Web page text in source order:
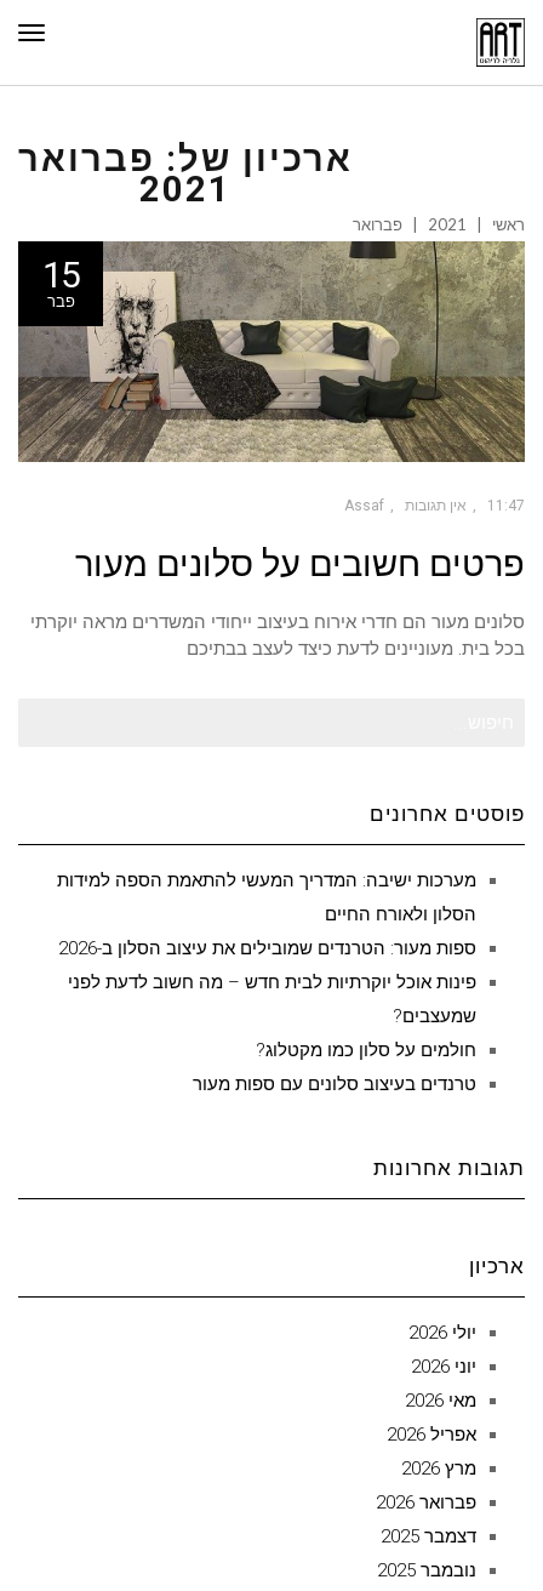
ראשי 2021 פברואר
ארכיון של: פברואר
2021
15
פבר
11:47 אין תגובות Assaf
פרטים חשובים על סלונים מעור
סלונים מעור הם חדרי אירוח בעיצוב ייחודי המשדרים מראה יוקרתי
בכל בית. מעוניינים לדעת כיצד לעצב בבתיכם
פוסטים אחרונים
מערכות ישיבה: המדריך המעשי להתאמת הספה למידות
הסלון ולאורח החיים
ספות מעור: הטרנדים שמובילים את עיצוב הסלון ב-2026
פינות אוכל יוקרתיות לבית חדש – מה חשוב לדעת לפני
שמעצבים?
חולמים על סלון כמו מקטלוג?
טרנדים בעיצוב סלונים עם ספות מעור
תגובות אחרונות
ארכיון
יולי 2026
יוני 2026
מאי 2026
אפריל 2026
מרץ 2026
פברואר 2026
דצמבר 2025
נובמבר 2025